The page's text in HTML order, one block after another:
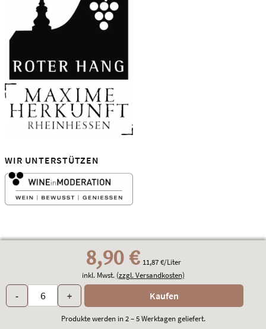
8,90 € 11,87 €/Liter
inkl. Mwst. (zzgl. Versandkosten)
- Weniger
Menge + Kaufen
Produkte werden in 2 – 5 Werktagen geliefert.
WIR UNTERSTÜTZEN